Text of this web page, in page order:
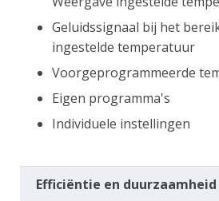
Geluidssignaal bij het
ingestelde temperatuur
Voorgeprogrammeerde
Eigen programma's
Individuele instellingen
Efficiëntie en duurzaamheid